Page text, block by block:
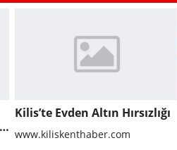
Kilis’te Evden Altın Hırsızlığı
www.kiliskenthaber.com